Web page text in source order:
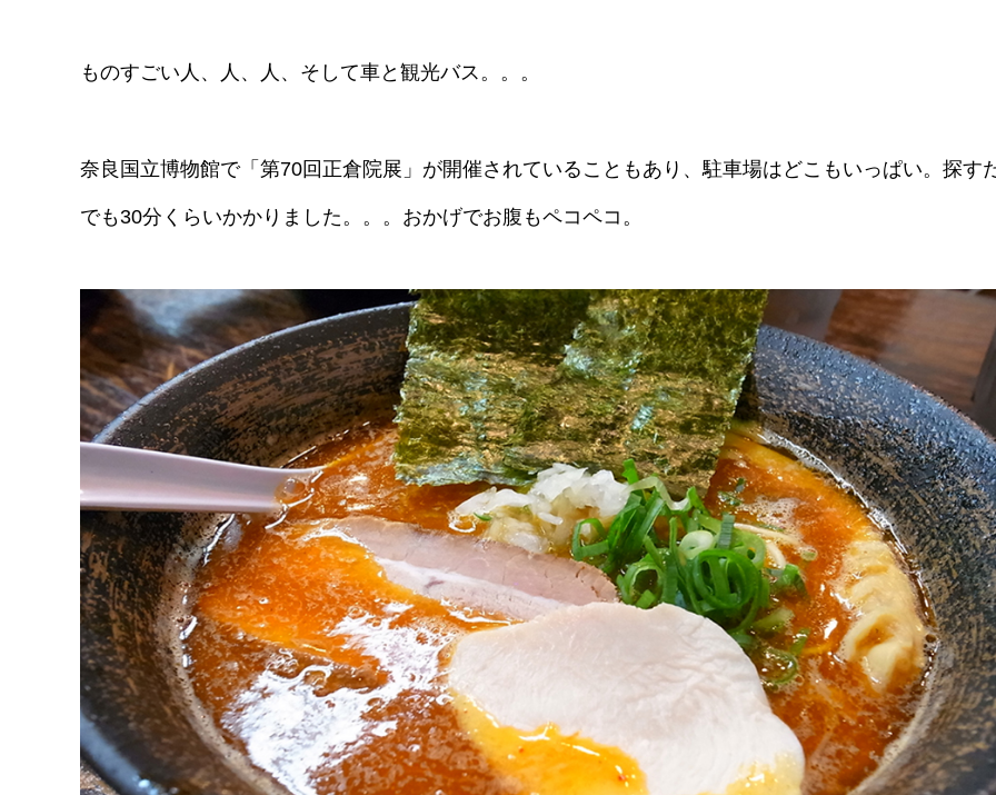
ものすごい人、人、人、そして車と観光バス。。。
奈良国立博物館で「第70回正倉院展」が開催されていることもあり、駐車場はどこもいっぱい。探す
でも30分くらいかかりました。。。おかげでお腹もペコペコ。